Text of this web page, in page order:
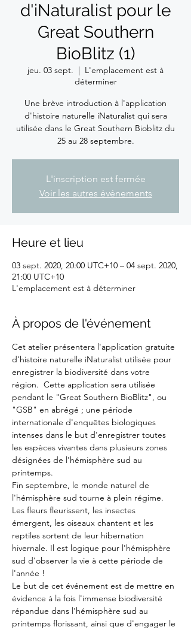
d'iNaturalist pour le
Great Southern
BioBlitz (1)
jeu. 03 sept.
  |
L'emplacement est à
déterminer
Une brève introduction à l'application
d'histoire naturelle iNaturalist qui sera
utilisée dans le Great Southern Bioblitz du
25 au 28 septembre.
L'inscription est fermée
Voir les autres événements
Heure et lieu
03 sept. 2020, 20:00 UTC+10 – 04 sept. 2020,
21:00 UTC+10
L'emplacement est à déterminer
À propos de l'événement
Cet atelier présentera l'application gratuite
d'histoire naturelle iNaturalist utilisée pour
enregistrer la biodiversité dans votre
région.  Cette application sera utilisée
pendant le "Great Southern BioBlitz", ou
"GSB" en abrégé ; une période
internationale d'enquêtes biologiques
intenses dans le but d'enregistrer toutes
les espèces vivantes dans plusieurs zones
désignées de l'hémisphère sud au
printemps.
Fin septembre, le monde naturel de
l'hémisphère sud tourne à plein régime.
Les fleurs fleurissent, les insectes
émergent, les oiseaux chantent et les
reptiles sortent de leur hibernation
hivernale. Il est logique pour l'hémisphère
sud d'observer la vie à cette période de
l'année !
Le but de cet événement est de mettre en
évidence à la fois l'immense biodiversité
répandue dans l'hémisphère sud au
printemps florissant, ainsi que d'engager le